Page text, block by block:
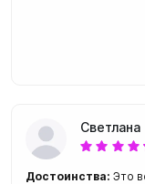
Светлана
Достоинства: Это